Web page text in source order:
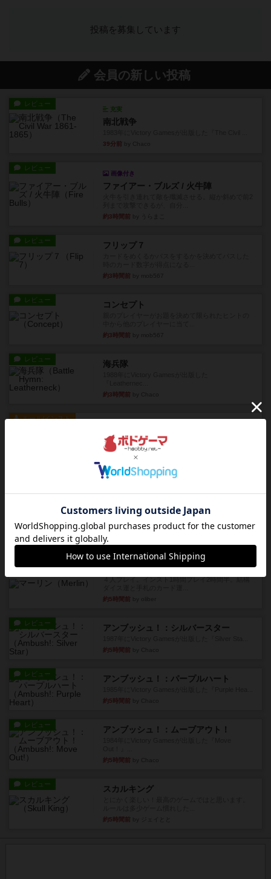
投稿を募集しています
会員の新しい投稿
レビュー
充実
南北戦争
39分前
レビュー
画像付き
ファイアー・ブルズ / 火牛陣
約3時間前
レビュー フリップ７
約3時間前
レビュー コンセプト
約3時間前
レビュー 海兵隊
約3時間前
ルール/インスト
パーミッド
おばあちゃんは猫が大好きです!しかし、あまりに
も多くの猫を飼っているた...
約3時間前by jurong
オラパ・マイン
やり、気に入りました...
約4時間前
マーリン
約5時間前
レビュー アンブッシュ！：シルバースター
約5時間前
レビュー アンブッシュ！：パープルハート
約5時間前
レビュー アンブッシュ！：ムーブアウト！
約5時間前
レビュー スカルキング
約5時間前